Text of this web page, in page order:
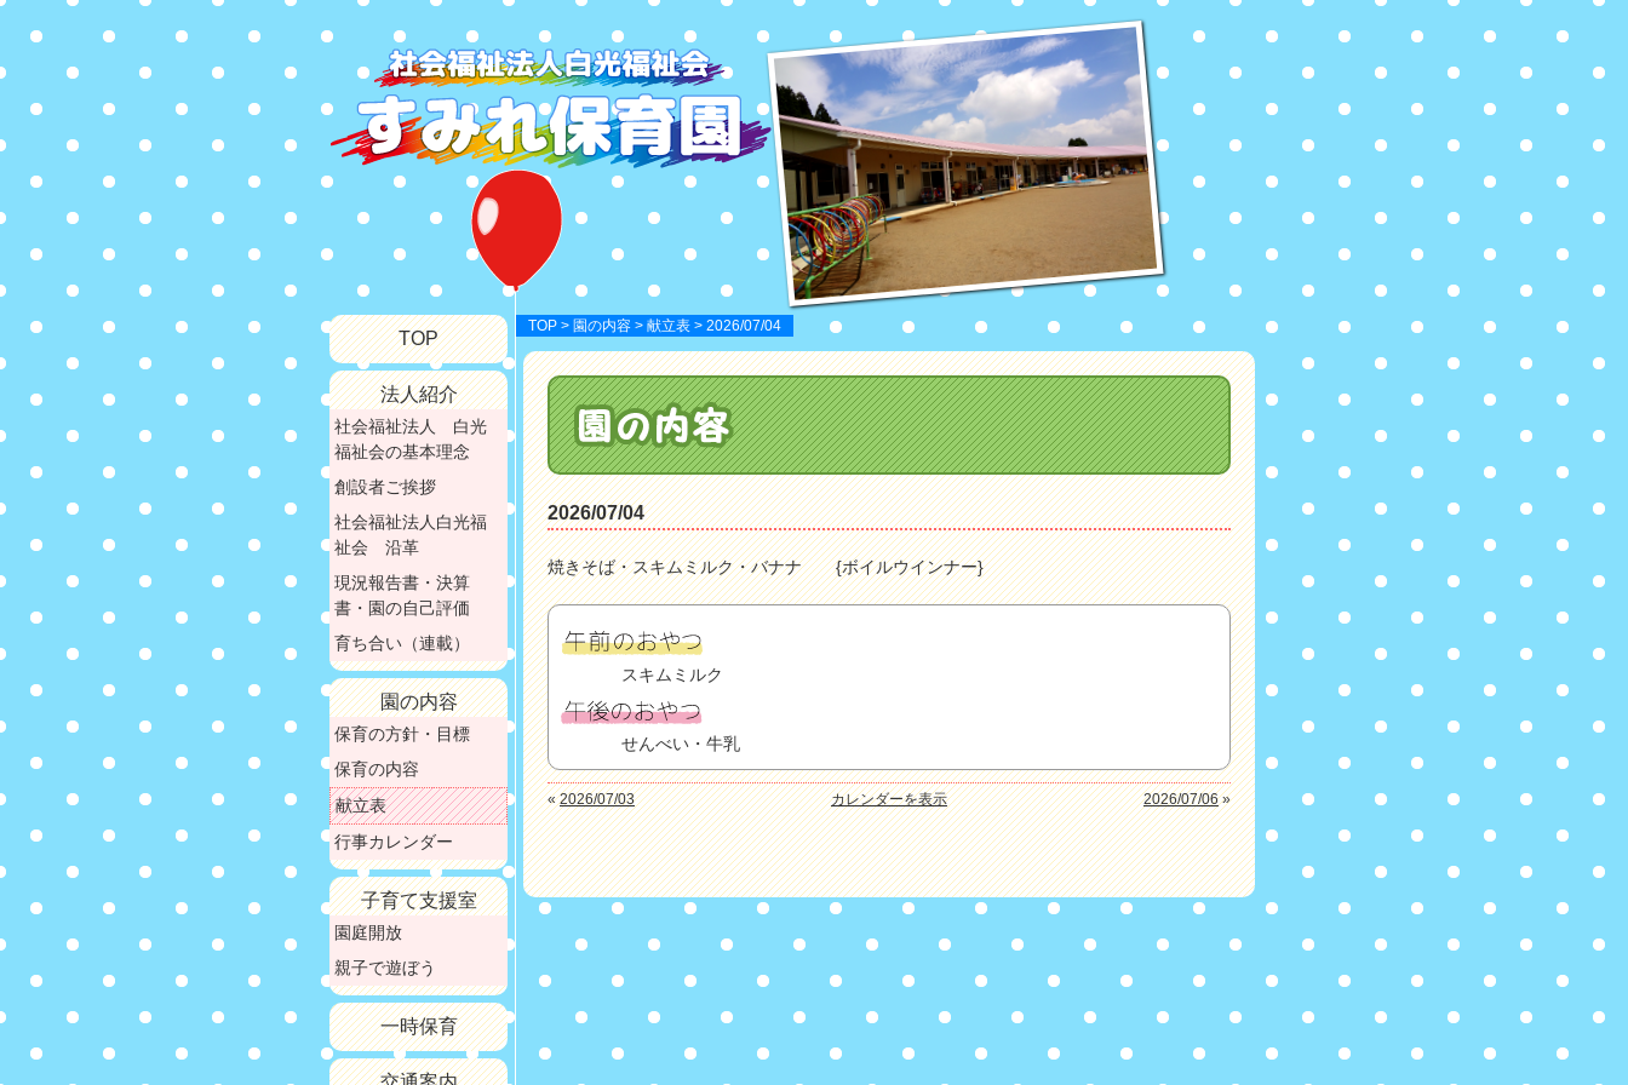
TOP > 園の内容 > 献立表 > 2026/07/04
2026/07/04
焼きそば・スキムミルク・バナナ {ボイルウインナー}
スキムミルク
せんべい・牛乳
«2026/07/03 カレンダーを表示 2026/07/06»
TOP
法人紹介
社会福祉法人 白光
福祉会の基本理念
創設者ご挨拶
社会福祉法人白光福
祉会 沿革
現況報告書・決算
書・園の自己評価
育ち合い（連載）
園の内容
保育の方針・目標
保育の内容
献立表
行事カレンダー
子育て支援室
園庭開放
親子で遊ぼう
一時保育